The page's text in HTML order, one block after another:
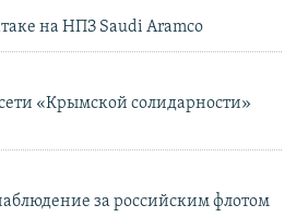
на НПЗ Saudi Aramco
«Крымской солидарности»
за российским флотом